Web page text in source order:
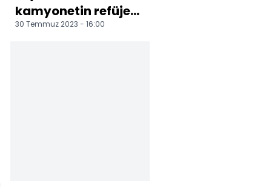
kamyonetin refüje
çarpması sonucu bir
30 Temmuz 2023 - 16:00